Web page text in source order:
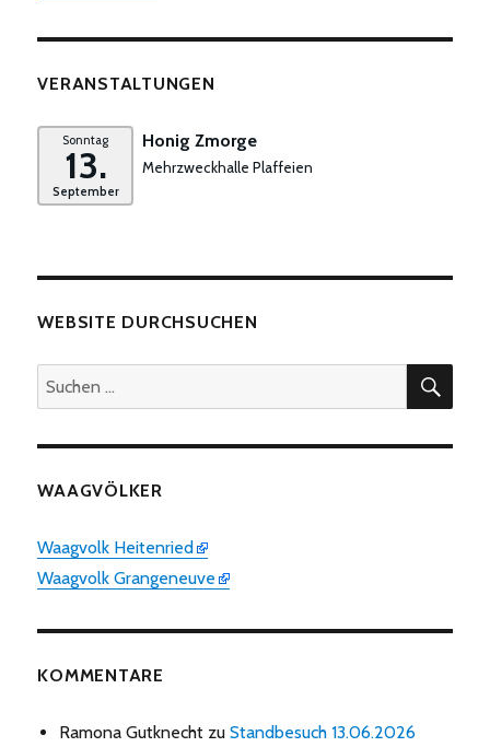
VERANSTALTUNGEN
Sonntag
13.
September
Honig Zmorge
Mehrzweckhalle Plaffeien
WEBSITE DURCHSUCHEN
Suchen
nach:
WAAGVÖLKER
Waagvolk Heitenried
Waagvolk Grangeneuve
KOMMENTARE
Ramona Gutknecht zuStandbesuch 13.06.2026